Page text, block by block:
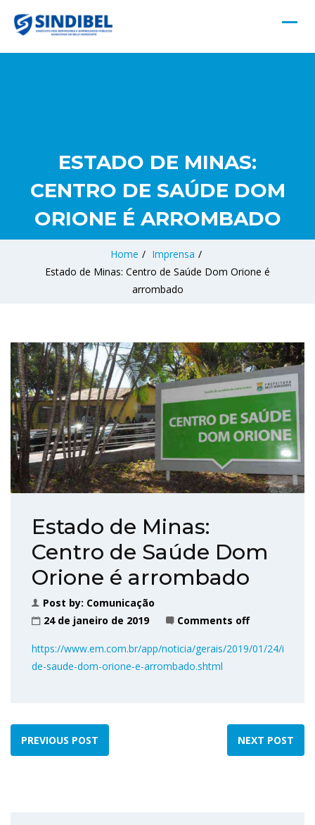
ESTADO DE MINAS:
CENTRO DE SAÚDE DOM
ORIONE É ARROMBADO
Home / Imprensa /
Estado de Minas: Centro de Saúde Dom Orione é
arrombado
Estado de Minas:
Centro de Saúde Dom
Orione é arrombado
Post by: Comunicação
24 de janeiro de 2019
Comments off
https://www.em.com.br/app/noticia/gerais/2019/01/24/
de-saude-dom-orione-e-arrombado.shtml
PREVIOUS POST NEXT POST